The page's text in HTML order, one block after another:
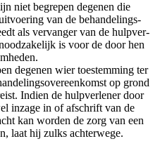
niet begre­pen dege­nen die
van de behan­de­lings­
als ver­van­ger van de hulp­ver­
is voor de door hen
dege­nen wier toe­stem­ming ter
op grond
Indien de hulp­ver­le­ner door
inza­ge in of afschrift van de
kan wor­den de zorg van een
laat hij zulks achterwege.